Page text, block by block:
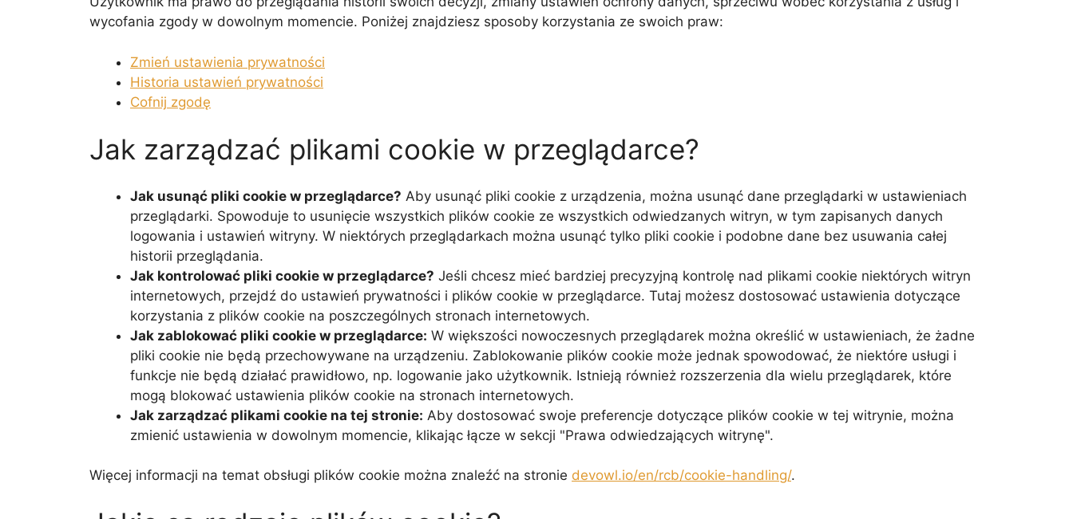
wycofania zgody w dowolnym momencie. Poniżej znajdziesz sposoby korzystania ze swoich praw:
Zmień ustawienia prywatności
Historia ustawień prywatności
Cofnij zgodę
Jak zarządzać plikami cookie w przeglądarce?
Jak usunąć pliki cookie w przeglądarce? Aby usunąć pliki cookie z urządzenia, można usunąć dane przeglądarki w ustawieniach
przeglądarki. Spowoduje to usunięcie wszystkich plików cookie ze wszystkich odwiedzanych witryn, w tym zapisanych danych
logowania i ustawień witryny. W niektórych przeglądarkach można usunąć tylko pliki cookie i podobne dane bez usuwania całej
historii przeglądania.
Jak kontrolować pliki cookie w przeglądarce? Jeśli chcesz mieć bardziej precyzyjną kontrolę nad plikami cookie niektórych witryn
internetowych, przejdź do ustawień prywatności i plików cookie w przeglądarce. Tutaj możesz dostosować ustawienia dotyczące
korzystania z plików cookie na poszczególnych stronach internetowych.
Jak zablokować pliki cookie w przeglądarce: W większości nowoczesnych przeglądarek można określić w ustawieniach, że żadne
pliki cookie nie będą przechowywane na urządzeniu. Zablokowanie plików cookie może jednak spowodować, że niektóre usługi i
funkcje nie będą działać prawidłowo, np. logowanie jako użytkownik. Istnieją również rozszerzenia dla wielu przeglądarek, które
mogą blokować ustawienia plików cookie na stronach internetowych.
Jak zarządzać plikami cookie na tej stronie: Aby dostosować swoje preferencje dotyczące plików cookie w tej witrynie, można
zmienić ustawienia w dowolnym momencie, klikając łącze w sekcji "Prawa odwiedzających witrynę".
Więcej informacji na temat obsługi plików cookie można znaleźć na stronie devowl.io/en/rcb/cookie-handling/.